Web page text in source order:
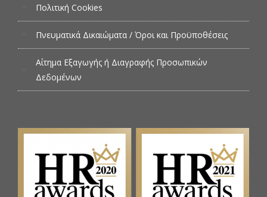
Πολιτική Cookies
Πνευματικά Δικαιώματα / Όροι και Προϋποθέσεις
Αίτημα Εξαγωγής ή Διαγραφής Προσωπικών
Δεδομένων